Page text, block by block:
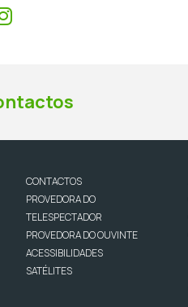
Instagram
CONTACTOS
PROVEDORA DO
TELESPECTADOR
PROVEDORA DO OUVINTE
ACESSIBILIDADES
SATÉLITES